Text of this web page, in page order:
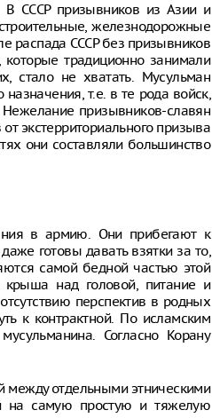
В СССР призывников из Азии и
железнодорожные
распада СССР без призывников
традиционно занимали
стало не хватать. Мусульман
т.е. в те рода войск,
призывников-славян
экстерриториального призыва
они составляли большинство
в армию. Они прибегают к
готовы давать взятки за то,
самой бедной частью этой
крыша над головой, питание и
перспектив в родных
к контрактной. По исламским
Согласно Корану
между отдельными этническими
на самую простую и тяжелую